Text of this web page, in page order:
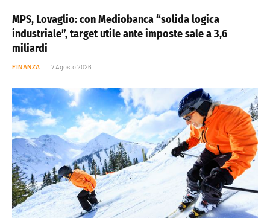
MPS, Lovaglio: con Mediobanca “solida logica
industriale”, target utile ante imposte sale a 3,6
miliardi
FINANZA 7 Agosto 2026